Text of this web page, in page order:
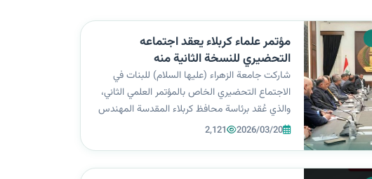
مؤتمر علماء كربلاء يعقد اجتماعه
التحضيري للنسخة الثانية منه
شاركت جامعة الزهراء (عليها السلام) للبنات في
الاجتماع التحضيري الخاص بالمؤتمر العلمي الثاني،
والذي عُقد برئاسة محافظ كربلاء المقدسة المهندس
نصيف جاسم الخطابي، وبمشاركة واسعة من
2026/03/20
2,121